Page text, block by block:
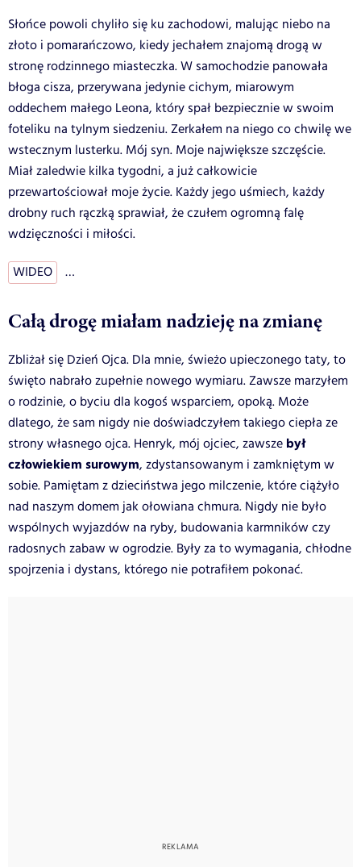
Słońce powoli chyliło się ku zachodowi, malując niebo na
złoto i pomarańczowo, kiedy jechałem znajomą drogą w
stronę rodzinnego miasteczka. W samochodzie panowała
błoga cisza, przerywana jedynie cichym, miarowym
oddechem małego Leona, który spał bezpiecznie w swoim
foteliku na tylnym siedzeniu. Zerkałem na niego co chwilę we
wstecznym lusterku. Mój syn. Moje największe szczęście.
Miał zaledwie kilka tygodni, a już całkowicie
przewartościował moje życie. Każdy jego uśmiech, każdy
drobny ruch rączką sprawiał, że czułem ogromną falę
wdzięczności i miłości.
WIDEO …
Całą drogę miałam nadzieję na zmianę
Zbliżał się Dzień Ojca. Dla mnie, świeżo upieczonego taty, to
święto nabrało zupełnie nowego wymiaru. Zawsze marzyłem
o rodzinie, o byciu dla kogoś wsparciem, opoką. Może
dlatego, że sam nigdy nie doświadczyłem takiego ciepła ze
strony własnego ojca. Henryk, mój ojciec, zawsze był
człowiekiem surowym, zdystansowanym i zamkniętym w
sobie. Pamiętam z dzieciństwa jego milczenie, które ciążyło
nad naszym domem jak ołowiana chmura. Nigdy nie było
wspólnych wyjazdów na ryby, budowania karmników czy
radosnych zabaw w ogrodzie. Były za to wymagania, chłodne
spojrzenia i dystans, którego nie potrafiłem pokonać.